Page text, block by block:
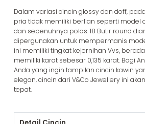
Dalam variasi cincin glossy dan doff,
pria tidak memiliki berlian seperti model
dan sepenuhnya polos. 18 Butir round
dipergunakan untuk mempermanis
ini memiliki tingkat kejernihan Vvs,
memiliki karat sebesar 0,135 karat. Bagi
Anda yang ingin tampilan cincin kawin
elegan, cincin dari V&Co Jewellery ini
tepat.